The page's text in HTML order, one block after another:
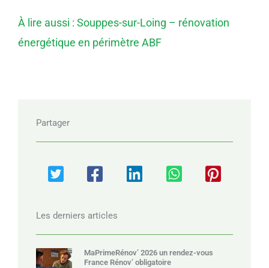
À lire aussi : Souppes-sur-Loing – rénovation
énergétique en périmètre ABF
Partager
Les derniers articles
MaPrimeRénov’ 2026 un rendez-vous
France Rénov’ obligatoire